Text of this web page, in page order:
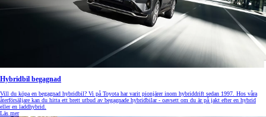
Hybridbil begagnad
Vill du köpa en begagnad hybridbil? Vi på Toyota har varit pionjärer inom hybriddrift sedan 1997. Hos våra
återförsäljare kan du hitta ett brett utbud av begagnade hybridbilar - oavsett om du är på jakt efter en hybrid
eller en laddhybrid.
Läs mer